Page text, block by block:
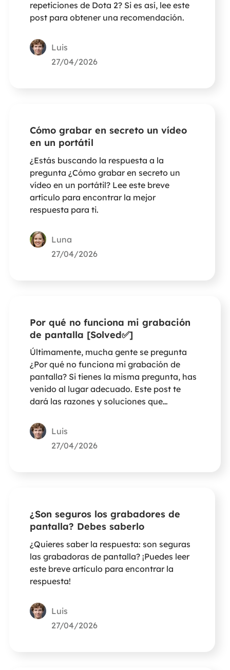
repeticiones de Dota 2? Si es así, lee este
post para obtener una recomendación.
Luis
27/04/2026
Cómo grabar en secreto un vídeo
en un portátil
¿Estás buscando la respuesta a la
pregunta ¿Cómo grabar en secreto un
vídeo en un portátil? Lee este breve
artículo para encontrar la mejor
respuesta para ti.
Luna
27/04/2026
Por qué no funciona mi grabación
de pantalla [Solved✅]
Últimamente, mucha gente se pregunta
¿Por qué no funciona mi grabación de
pantalla? Si tienes la misma pregunta, has
venido al lugar adecuado. Este post te
dará las razones y soluciones que
Luis
27/04/2026
¿Son seguros los grabadores de
pantalla? Debes saberlo
¿Quieres saber la respuesta: son seguras
las grabadoras de pantalla? ¡Puedes leer
este breve artículo para encontrar la
respuesta!
Luis
27/04/2026